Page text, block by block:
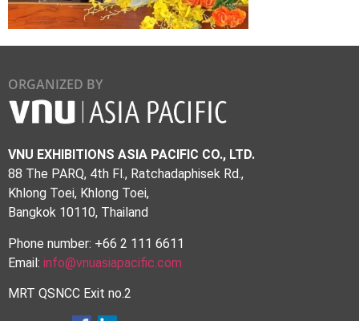
ORGANIZED BY
VNU EXHIBITIONS ASIA PACIFIC CO., LTD.
88 The PARQ, 4th Fl., Ratchadaphisek Rd.,
Khlong Toei, Khlong Toei,
Bangkok 10110, Thailand
Phone number: +66 2 111 6611
Email: info@vnuasiapacific.com
MRT QSNCC Exit no.2